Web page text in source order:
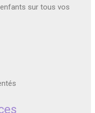
sur tous vos